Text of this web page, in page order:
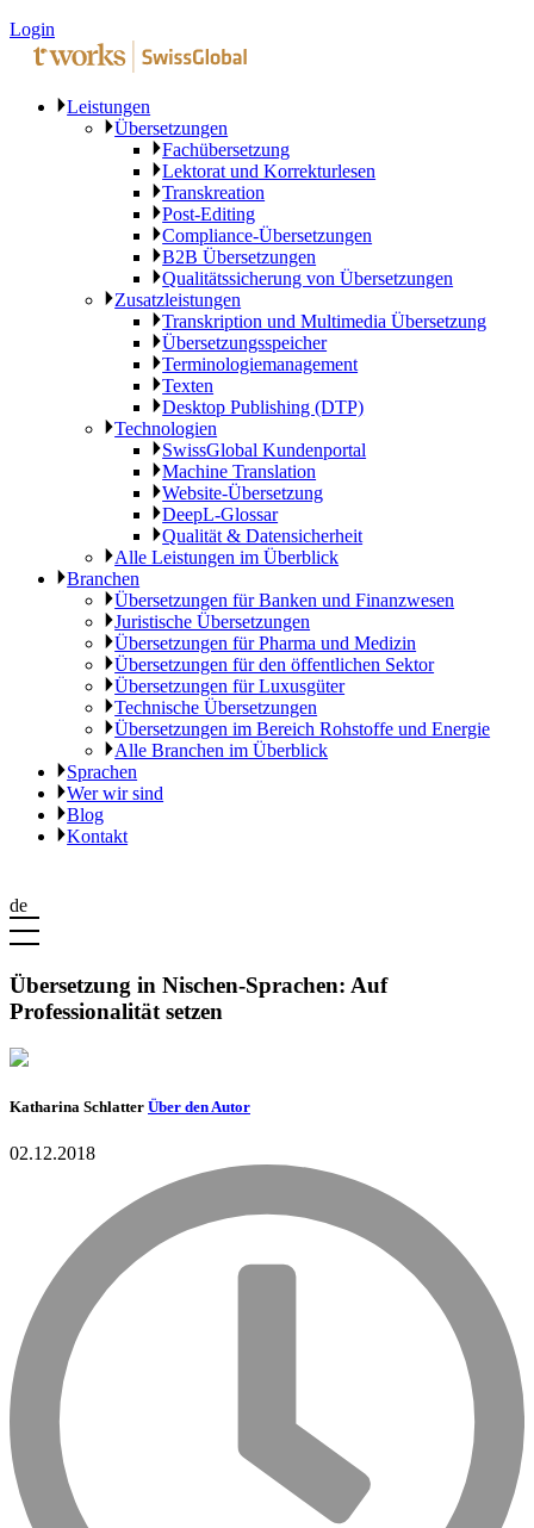
Login
Leistungen
Übersetzungen
Fachübersetzung
Lektorat und Korrekturlesen
Transkreation
Post-Editing
Compliance-Übersetzungen
B2B Übersetzungen
Qualitätssicherung von Übersetzungen
Zusatzleistungen
Transkription und Multimedia Übersetzung
Übersetzungsspeicher
Terminologiemanagement
Texten
Desktop Publishing (DTP)
Technologien
SwissGlobal Kundenportal
Machine Translation
Website-Übersetzung
DeepL-Glossar
Qualität & Datensicherheit
Alle Leistungen im Überblick
Branchen
Übersetzungen für Banken und Finanzwesen
Juristische Übersetzungen
Übersetzungen für Pharma und Medizin
Übersetzungen für den öffentlichen Sektor
Übersetzungen für Luxusgüter
Technische Übersetzungen
Übersetzungen im Bereich Rohstoffe und Energie
Alle Branchen im Überblick
Sprachen
Wer wir sind
Blog
Kontakt
de
Übersetzung in Nischen-Sprachen: Auf
Professionalität setzen
Katharina Schlatter Über den Autor
02.12.2018